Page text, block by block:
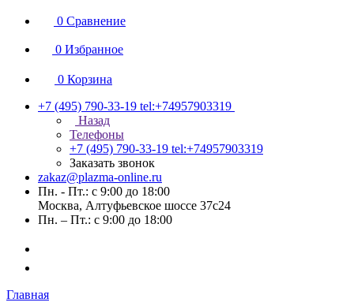
0 Сравнение
0 Избранное
0 Корзина
+7 (495) 790-33-19 tel:+74957903319
Назад
Телефоны
+7 (495) 790-33-19 tel:+74957903319
Заказать звонок
zakaz@plazma-online.ru
Пн. - Пт.: с 9:00 до 18:00
Москва, Алтуфьевское шоссе 37с24
Пн. – Пт.: с 9:00 до 18:00
Главная